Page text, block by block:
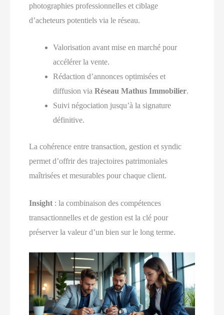
photographies professionnelles et ciblage
d’acheteurs potentiels via le réseau.
Valorisation avant mise en marché pour
accélérer la vente.
Rédaction d’annonces optimisées et
diffusion viaRéseau Mathus Immobilier.
Suivi négociation jusqu’à la signature
définitive.
La cohérence entre transaction, gestion et syndic
permet d’offrir des trajectoires patrimoniales
maîtrisées et mesurables pour chaque client.
Insight : la combinaison des compétences
transactionnelles et de gestion est la clé pour
préserver la valeur d’un bien sur le long terme.